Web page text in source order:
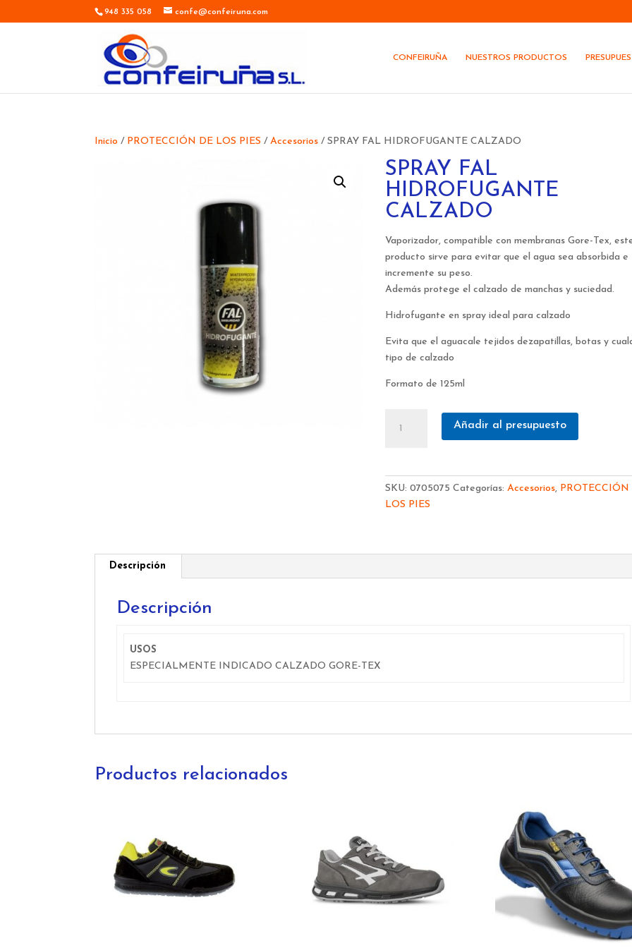
948 335 058 confe@confeiruna.com
CONFEIRUÑA NUESTROS PRODUCTOS
Inicio / PROTECCIÓN DE LOS PIES /Accesorios / SPRAY FAL HIDROFUGANTE CALZADO
SPRAY FAL
HIDROFUGANTE
CALZADO
Vaporizador, compatible con membranas Gore-Tex,
producto sirve para evitar que el agua sea absorbida e
incremente su peso.
Además protege el calzado de manchas y suciedad.
Hidrofugante en spray ideal para calzado
Evita que el aguacale tejidos dezapatillas, botas y
tipo de calzado
Formato de 125ml
FAL
cantidad
Añadir al presupuesto
SKU:0705075 Categorías:Accesorios, PROTECCIÓN
LOS PIES
Descripción
Descripción
USOS
ESPECIALMENTE INDICADO CALZADO GORE-TEX
Productos relacionados